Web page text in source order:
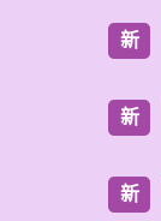
新
新
新